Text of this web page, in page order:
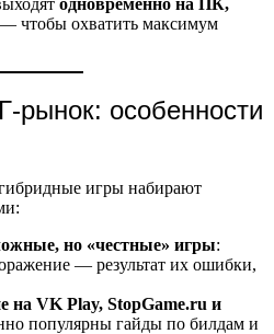
одновременно на ПК,
— чтобы охватить максимум
рынок: особенности
игры набирают
но «честные» игры:
— результат их ошибки,
на VK Play, StopGame.ru и
популярны гайды по билдам и